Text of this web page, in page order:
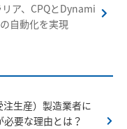
ア、CPQとDynami
自動化を実現
注生産）製造業者に
必要な理由とは？